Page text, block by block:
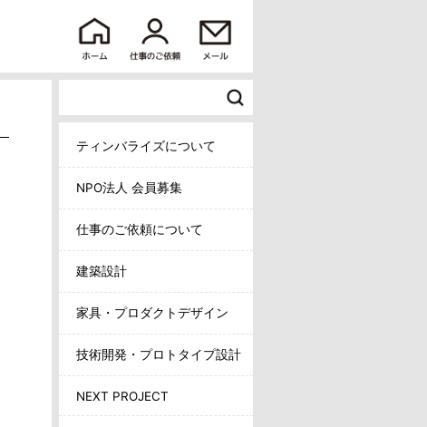
ティンバライズについて
NPO法人 会員募集
仕事のご依頼について
建築設計
家具・プロダクトデザイン
技術開発・プロトタイプ設計
NEXT PROJECT